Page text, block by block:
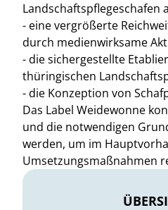
Landschaftspflegeschafen
- eine vergrößerte
durch medienwirksame
- die sichergestellte
thüringischen
- die Konzeption von
Das Label Weidewonne
und die notwendigen
werden, um im
Umsetzungsmaßnahmen